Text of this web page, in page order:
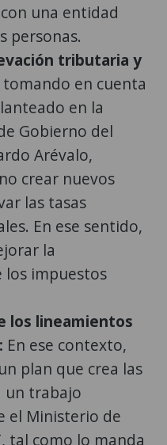
una entidad
personas.
tributaria y
tomando en cuenta
en la
Gobierno del
Arévalo,
crear nuevos
las tasas
En ese sentido,
la
los impuestos
los lineamientos
En ese contexto,
plan que crea las
un trabajo
el Ministerio de
tal como lo manda